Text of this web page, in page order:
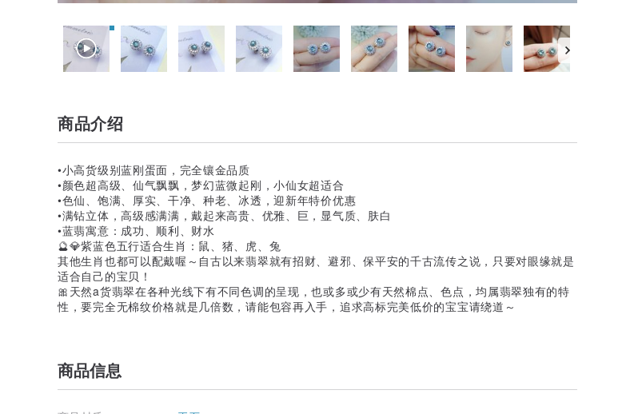
商品介绍
•小高货级别蓝刚蛋面，完全镶金品质
•颜色超高级、仙气飘飘，梦幻蓝微起刚，小仙女超适合
•色仙、饱满、厚实、干净、种老、冰透，迎新年特价优惠
•满钻立体，高级感满满，戴起来高贵、优雅、巨，显气质、肤白
•蓝翡寓意：成功、顺利、财水
🔮💎紫蓝色五行适合生肖：鼠、猪、虎、兔
其他生肖也都可以配戴喔～自古以来翡翠就有招财、避邪、保平安的千古流传之说，只要对眼缘就是
适合自己的宝贝！
🎀天然a货翡翠在各种光线下有不同色调的呈现，也或多或少有天然棉点、色点，均属翡翠独有的特
性，要完全无棉纹价格就是几倍数，请能包容再入手，追求高标完美低价的宝宝请绕道～
商品信息